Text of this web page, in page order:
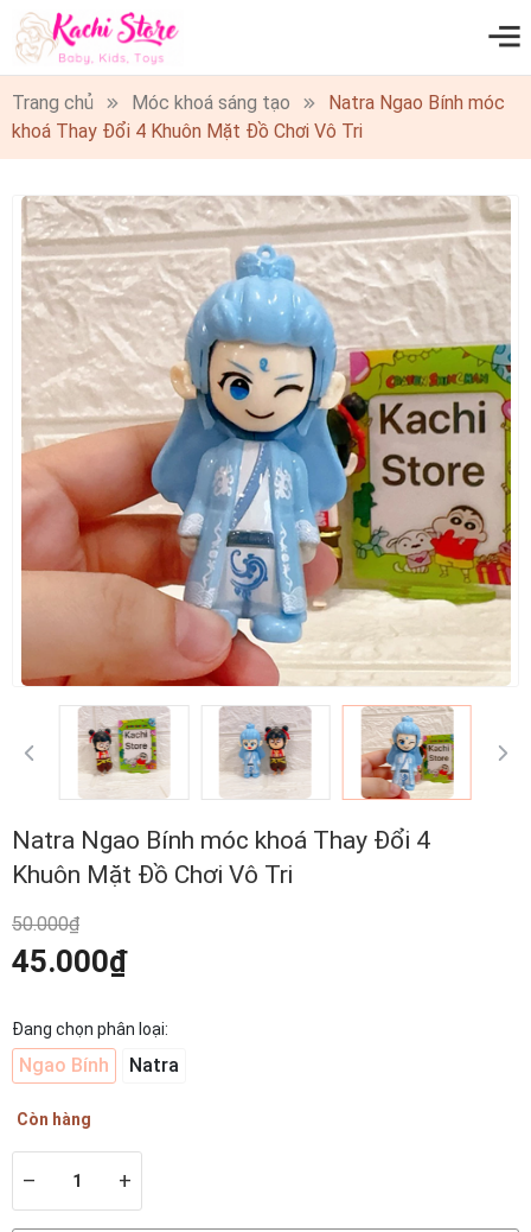
0
Trang chủ Móc khoá sáng tạo
Natra Ngao Bính móc
khoá Thay Đổi 4 Khuôn Mặt Đồ Chơi Vô Tri
Natra Ngao Bính móc khoá Thay Đổi 4
Khuôn Mặt Đồ Chơi Vô Tri
50.000₫
45.000₫
Đang chọn phân loại:
Ngao Bính Natra
Còn hàng
– +